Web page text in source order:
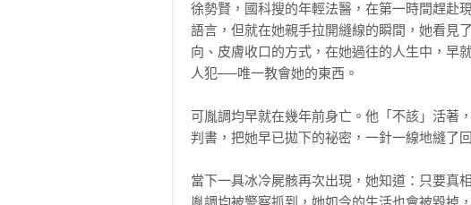
徐勢賢，國科搜的年輕法醫，在第一時間趕赴
語言，但就在她親手拉開縫線的瞬間，她看見
向、皮膚收口的方式，在她過往的人生中，早
人犯──唯一教會她的東西。
可胤調均早就在幾年前身亡。他「不該」活著
判書，把她早已拋下的祕密，一針一線地縫了
當下一具冰冷屍骸再次出現，她知道：只要真
胤調均被警察抓到，她如今的生活也會被毀掉